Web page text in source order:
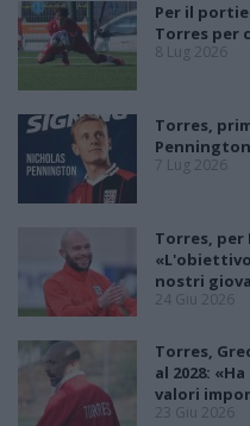
Per il
Torres per
8 Lug 2026
Torres,
7 Lug 2026
Torres, per
nostri
24 Giu 2026
Torres,
al 2028:
valori
23 Giu 2026